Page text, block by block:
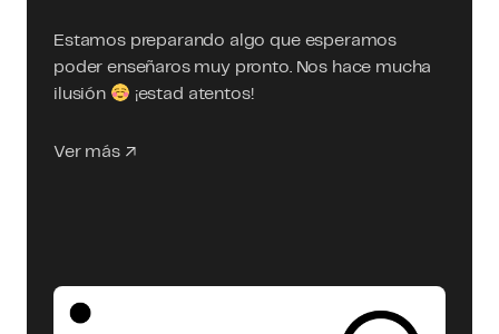
Estamos preparando algo que esperamos
poder enseñaros muy pronto. Nos hace mucha
ilusión
¡estad atentos!
Ver más